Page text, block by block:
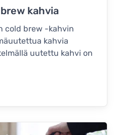
kahvia
cold brew -kahvin
kahvia
uutettu kahvi on